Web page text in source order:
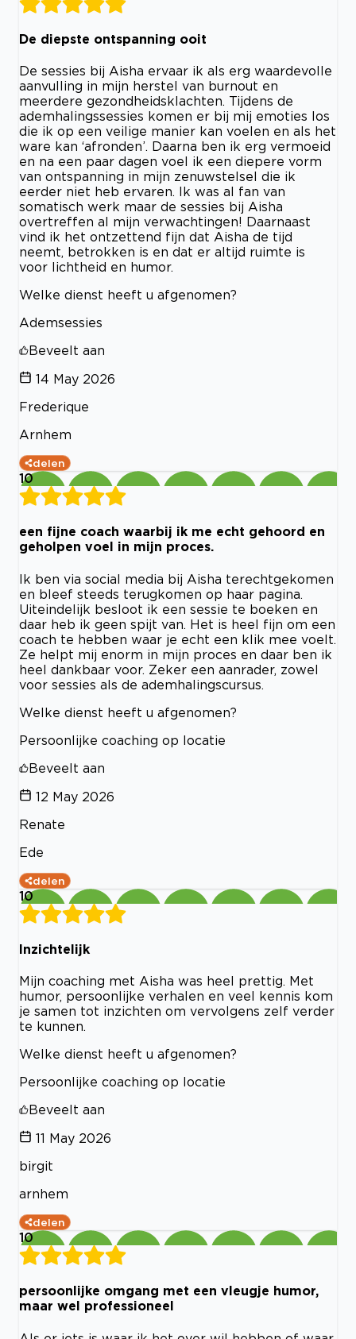
De diepste ontspanning ooit
De sessies bij Aisha ervaar ik als erg waardevolle
aanvulling in mijn herstel van burnout en
meerdere gezondheidsklachten. Tijdens de
ademhalingssessies komen er bij mij emoties los
die ik op een veilige manier kan voelen en als het
ware kan ‘afronden’. Daarna ben ik erg vermoeid
en na een paar dagen voel ik een diepere vorm
van ontspanning in mijn zenuwstelsel die ik
eerder niet heb ervaren. Ik was al fan van
somatisch werk maar de sessies bij Aisha
overtreffen al mijn verwachtingen! Daarnaast
vind ik het ontzettend fijn dat Aisha de tijd
neemt, betrokken is en dat er altijd ruimte is
voor lichtheid en humor.
Welke dienst heeft u afgenomen?
Ademsessies
Beveelt aan
14 May 2026
Frederique
Arnhem
delen
10
een fijne coach waarbij ik me echt gehoord en
geholpen voel in mijn proces.
Ik ben via social media bij Aisha terechtgekomen
en bleef steeds terugkomen op haar pagina.
Uiteindelijk besloot ik een sessie te boeken en
daar heb ik geen spijt van. Het is heel fijn om een
coach te hebben waar je echt een klik mee voelt.
Ze helpt mij enorm in mijn proces en daar ben ik
heel dankbaar voor. Zeker een aanrader, zowel
voor sessies als de ademhalingscursus.
Welke dienst heeft u afgenomen?
Persoonlijke coaching op locatie
Beveelt aan
12 May 2026
Renate
Ede
delen
10
Inzichtelijk
Mijn coaching met Aisha was heel prettig. Met
humor, persoonlijke verhalen en veel kennis kom
je samen tot inzichten om vervolgens zelf verder
te kunnen.
Welke dienst heeft u afgenomen?
Persoonlijke coaching op locatie
Beveelt aan
11 May 2026
birgit
arnhem
delen
10
persoonlijke omgang met een vleugje humor,
maar wel professioneel